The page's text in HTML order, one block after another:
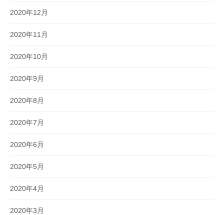
2020年12月
2020年11月
2020年10月
2020年9月
2020年8月
2020年7月
2020年6月
2020年5月
2020年4月
2020年3月